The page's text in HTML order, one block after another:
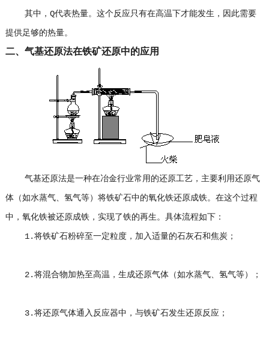
其中，Q代表热量。这个反应只有在高温下才能发生，因此需要
提供足够的热量。
二、气基还原法在铁矿还原中的应用
气基还原法是一种在冶金行业常用的还原工艺，主要利用还原气
体（如水蒸气、氢气等）将铁矿石中的氧化铁还原成铁。在这个过程
中，氧化铁被还原成铁，实现了铁的再生。具体流程如下：
1.将铁矿石粉碎至一定粒度，加入适量的石灰石和焦炭；
2.将混合物加热至高温，生成还原气体（如水蒸气、氢气等）；
3.将还原气体通入反应器中，与铁矿石发生还原反应；